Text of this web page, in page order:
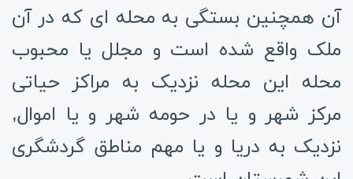
آن همچنین بستگی به محله ای که در آن
ملک واقع شده است و مجلل یا محبوب
محله این محله نزدیک به مراکز حیاتی
مرکز شهر و یا در حومه شهر و یا اموال,
نزدیک به دریا و یا مهم مناطق گردشگری